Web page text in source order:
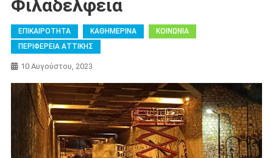
Φιλαδέλφεια
ΕΠΙΚΑΙΡΟΤΗΤΑ ΚΑΘΗΜΕΡΙΝΑ
ΚΟΙΝΩΝΙΑ
ΠΕΡΙΦΕΡΕΙΑ ΑΤΤΙΚΗΣ
10 Αυγούστου, 2023